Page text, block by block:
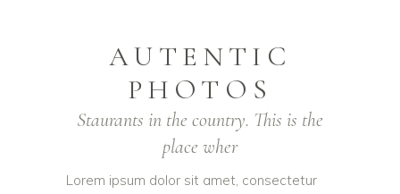
AUTENTIC
PHOTOS
Staurants in the country. This is the
place wher
Lorem ipsum dolor sit amet, consectetur